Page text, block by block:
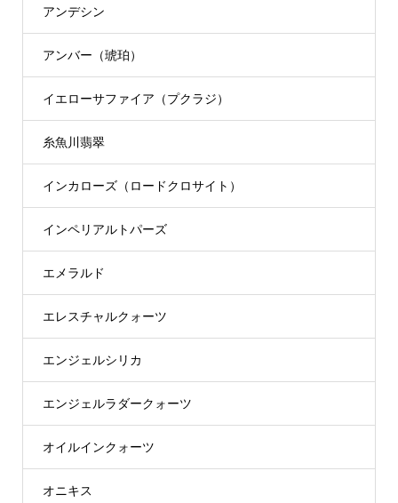
アンデシン
アンバー（琥珀）
イエローサファイア（プクラジ）
糸魚川翡翠
インカローズ（ロードクロサイト）
インペリアルトパーズ
エメラルド
エレスチャルクォーツ
エンジェルシリカ
エンジェルラダークォーツ
オイルインクォーツ
オニキス